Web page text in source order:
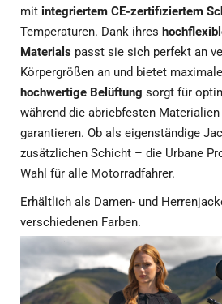
mit integriertem CE-zertifiziertem
Temperaturen. Dank ihres
Materials passt sie sich perfekt an
Körpergrößen an und bietet
hochwertige Belüftung sorgt für
während die abriebfesten
garantieren. Ob als eigenständige
zusätzlichen Schicht – die Urbane
Wahl für alle Motorradfahrer.
Erhältlich als Damen- und
verschiedenen Farben.